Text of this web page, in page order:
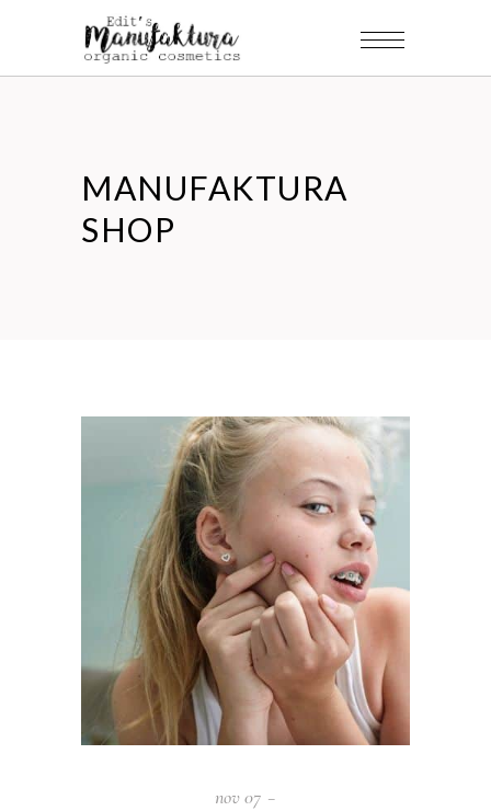
MANUFAKTURA
SHOP
nov07